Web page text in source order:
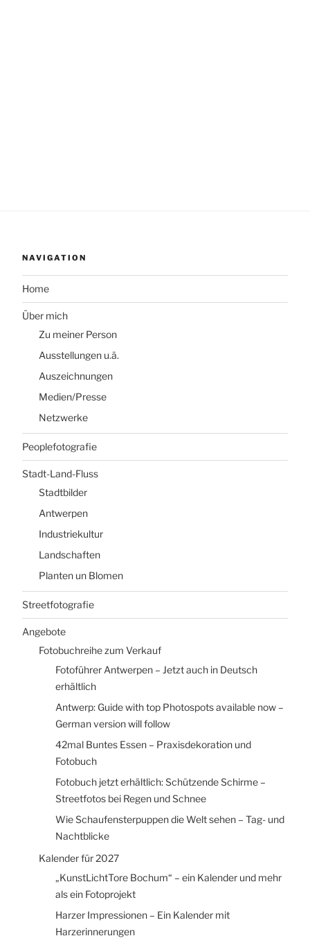
NAVIGATION
Home
Über mich
Zu meiner Person
Ausstellungen u.ä.
Auszeichnungen
Medien/Presse
Netzwerke
Peoplefotografie
Stadt-Land-Fluss
Stadtbilder
Antwerpen
Industriekultur
Landschaften
Planten un Blomen
Streetfotografie
Angebote
Fotobuchreihe zum Verkauf
Fotoführer Antwerpen – Jetzt auch in Deutsch
erhältlich
Antwerp: Guide with top Photospots available now –
German version will follow
42mal Buntes Essen – Praxisdekoration und
Fotobuch
Fotobuch jetzt erhältlich: Schützende Schirme –
Streetfotos bei Regen und Schnee
Wie Schaufensterpuppen die Welt sehen – Tag- und
Nachtblicke
Kalender für 2027
„KunstLichtTore Bochum“ – ein Kalender und mehr
als ein Fotoprojekt
Harzer Impressionen – Ein Kalender mit
Harzerinnerungen